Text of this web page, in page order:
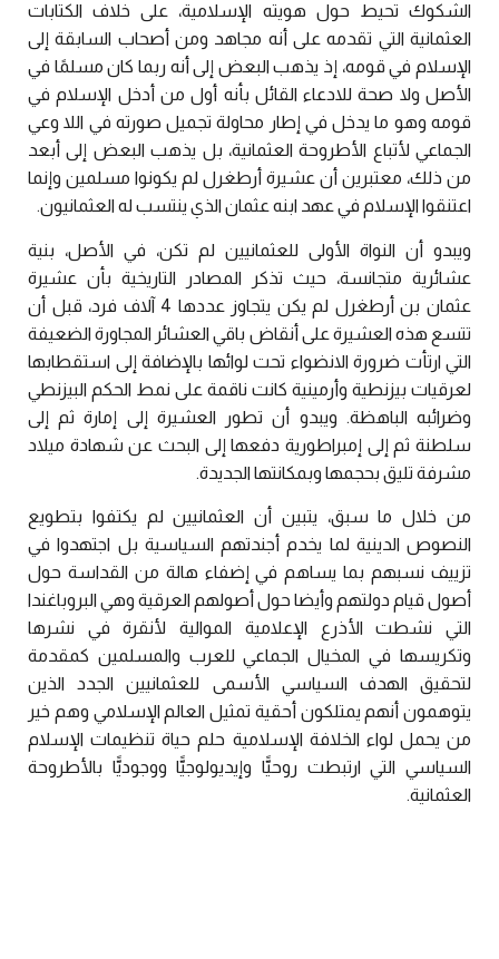
الشكوك تحيط حول هويته الإسلامية، على خلاف الكتابات
العثمانية التي تقدمه على أنه مجاهد ومن أصحاب السابقة إلى
الإسلام في قومه، إذ يذهب البعض إلى أنه ربما كان مسلمًا في
الأصل ولا صحة للادعاء القائل بأنه أول من أدخل الإسلام في
قومه وهو ما يدخل في إطار محاولة تجميل صورته في اللا وعي
الجماعي لأتباع الأطروحة العثمانية، بل يذهب البعض إلى أبعد
من ذلك، معتبرين أن عشيرة أرطغرل لم يكونوا مسلمين وإنما
اعتنقوا الإسلام في عهد ابنه عثمان الذي ينتسب له العثمانيون.
ويبدو أن النواة الأولى للعثمانيين لم تكن، في الأصل، بنية
عشائرية متجانسة، حيث تذكر المصادر التاريخية بأن عشيرة
عثمان بن أرطغرل لم يكن يتجاوز عددها 4 آلاف فرد، قبل أن
تتسع هذه العشيرة على أنقاض باقي العشائر المجاورة الضعيفة
التي ارتأت ضرورة الانضواء تحت لوائها بالإضافة إلى استقطابها
لعرقيات بيزنطية وأرمينية كانت ناقمة على نمط الحكم البيزنطي
وضرائبه الباهظة. ويبدو أن تطور العشيرة إلى إمارة ثم إلى
سلطنة ثم إلى إمبراطورية دفعها إلى البحث عن شهادة ميلاد
مشرفة تليق بحجمها وبمكانتها الجديدة.
من خلال ما سبق، يتبين أن العثمانيين لم يكتفوا بتطويع
النصوص الدينية لما يخدم أجندتهم السياسية بل اجتهدوا في
تزييف نسبهم بما يساهم في إضفاء هالة من القداسة حول
أصول قيام دولتهم وأيضا حول أصولهم العرقية وهي البروباغندا
التي نشطت الأذرع الإعلامية الموالية لأنقرة في نشرها
وتكريسها في المخيال الجماعي للعرب والمسلمين كمقدمة
لتحقيق الهدف السياسي الأسمى للعثمانيين الجدد الذين
يتوهمون أنهم يمتلكون أحقية تمثيل العالم الإسلامي وهم خير
من يحمل لواء الخلافة الإسلامية حلم حياة تنظيمات الإسلام
السياسي التي ارتبطت روحيًّا وإيديولوجيًّا ووجوديًّا بالأطروحة
العثمانية.